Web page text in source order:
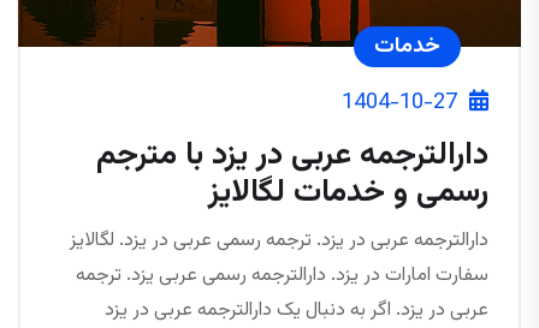
خدمات
1404-10-27
دارالترجمه عربی در یزد با مترجم
رسمی و خدمات لگالایز
دارالترجمه عربی در یزد. ترجمه رسمی عربی در یزد. لگالایز
سفارت امارات در یزد. دارالترجمه رسمی عربی یزد. ترجمه
عربی در یزد. اگر به دنبال یک دارالترجمه عربی در یزد